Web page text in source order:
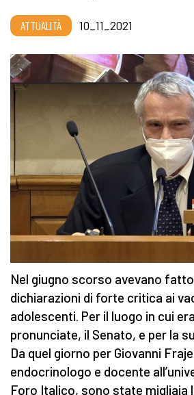
ATTUALITÀ 10_11_2021
Nel giugno scorso avevano
dichiarazioni di forte critica ai
adolescenti. Per il luogo in cui
pronunciate, il Senato, e per la
Da quel giorno per Giovanni
endocrinologo e docente
Foro Italico, sono state migliaia